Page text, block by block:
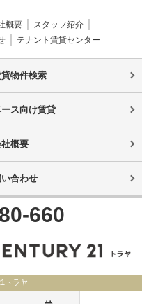
概要
スタッフ紹介
テナント賃貸センター
物件検索
ス向け賃貸
概要
い合わせ
660
トラヤ